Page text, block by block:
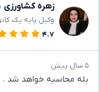
زهره کشاورزی
وکیل پایه یک
۴.۷
۵ سال پیش
بله محاسبه خواهد شد .